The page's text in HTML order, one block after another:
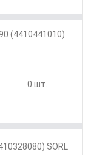
(4410441010)
0 шт.
SORL